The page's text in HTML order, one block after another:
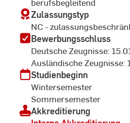
Zulassungstyp
NC -
Bewerbungsschluss
Deutsche Zeugnisse:
Ausländische Zeugnisse:
Studienbeginn
Wintersemester
Sommersemester
Akkreditierung